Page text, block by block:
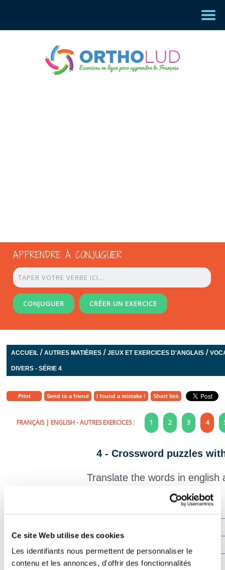
Ce site Web utilise des cookies
Les identifiants nous permettent de personnaliser le
contenu et les annonces, d'offrir des fonctionnalités
APPRENDRE À CONJUGUER
CONJUGUER CRÉER UN EXERCICE
ACCUEIL/ AUTRES MATIÈRES/ JEUX ET EXERCICES D'ANGLAIS/
DIVERS - SÉRIE 4
Print Send to a friend I found a mistake ! Short link
FRANÇAIS| ENGLISH- AUTRES EXERCICES : 1 2 3 4
4 - Crossword puzzles
Translate the words in
Lettre ?